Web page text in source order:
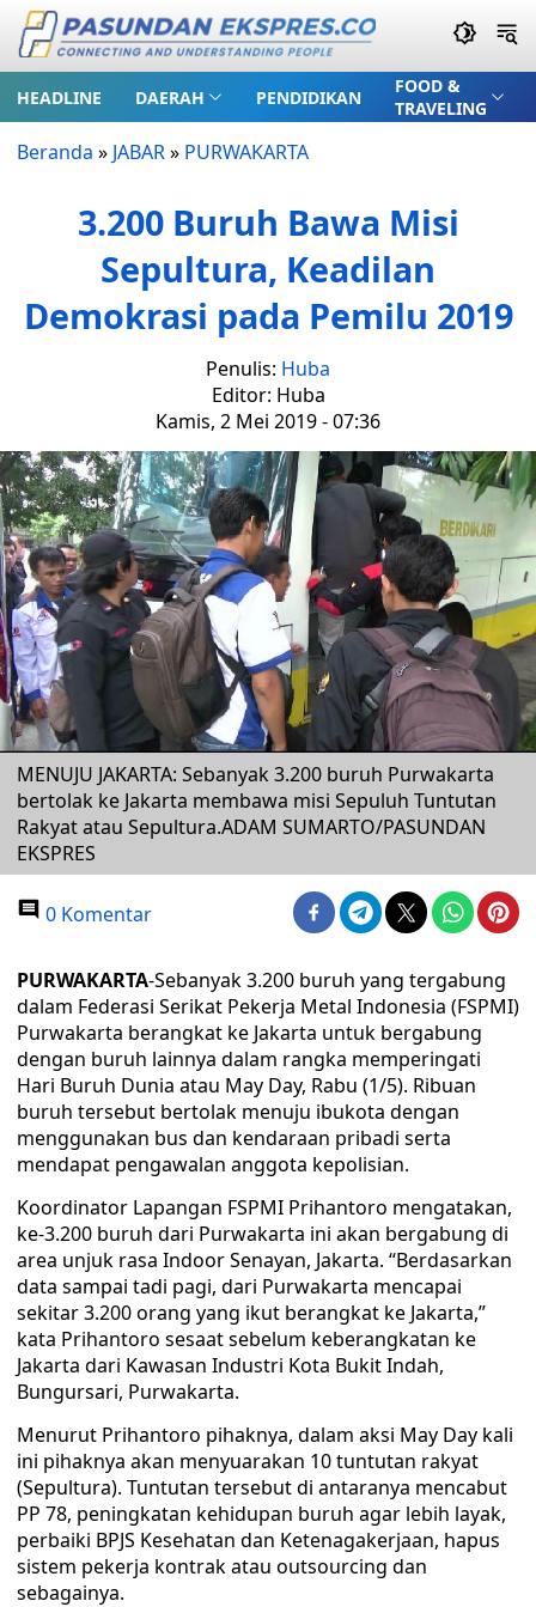
HEADLINE DAERAH PENDIDIKAN
FOOD &
TRAVELING
Beranda » JABAR» PURWAKARTA
3.200 Buruh Bawa Misi
Sepultura, Keadilan
Demokrasi pada Pemilu 2019
Penulis: Huba
Editor: Huba
Kamis, 2 Mei 2019 - 07:36
MENUJU JAKARTA: Sebanyak 3.200 buruh Purwakarta
bertolak ke Jakarta membawa misi Sepuluh Tuntutan
Rakyat atau Sepultura.ADAM SUMARTO/PASUNDAN
EKSPRES
0 Komentar
PURWAKARTA-Sebanyak 3.200 buruh yang tergabung
dalam Federasi Serikat Pekerja Metal Indonesia (FSPMI)
Purwakarta berangkat ke Jakarta untuk bergabung
dengan buruh lainnya dalam rangka memperingati
Hari Buruh Dunia atau May Day, Rabu (1/5). Ribuan
buruh tersebut bertolak menuju ibukota dengan
menggunakan bus dan kendaraan pribadi serta
mendapat pengawalan anggota kepolisian.
Koordinator Lapangan FSPMI Prihantoro mengatakan,
ke-3.200 buruh dari Purwakarta ini akan bergabung di
area unjuk rasa Indoor Senayan, Jakarta. “Berdasarkan
data sampai tadi pagi, dari Purwakarta mencapai
sekitar 3.200 orang yang ikut berangkat ke Jakarta,”
kata Prihantoro sesaat sebelum keberangkatan ke
Jakarta dari Kawasan Industri Kota Bukit Indah,
Bungursari, Purwakarta.
Menurut Prihantoro pihaknya, dalam aksi May Day kali
ini pihaknya akan menyuarakan 10 tuntutan rakyat
(Sepultura). Tuntutan tersebut di antaranya mencabut
PP 78, peningkatan kehidupan buruh agar lebih layak,
perbaiki BPJS Kesehatan dan Ketenagakerjaan, hapus
sistem pekerja kontrak atau outsourcing dan
sebagainya.